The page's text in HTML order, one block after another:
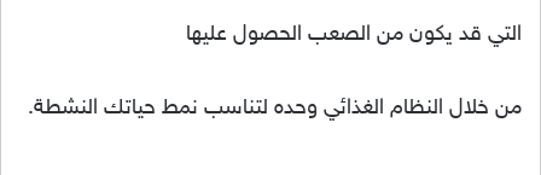
التي قد يكون من الصعب الحصول عليها
من خلال النظام الغذائي وحده لتناسب نمط حياتك النشطة.